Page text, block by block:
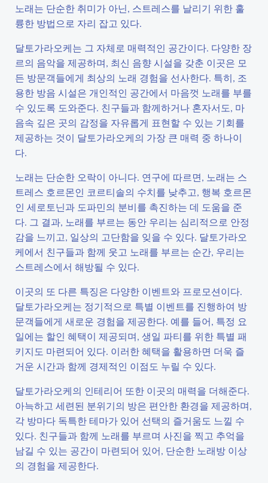
노래는 단순한 취미가 아닌, 스트레스를 날리기 위한 훌
륭한 방법으로 자리 잡고 있다.
달토가라오케는 그 자체로 매력적인 공간이다. 다양한 장
르의 음악을 제공하며, 최신 음향 시설을 갖춘 이곳은 모
든 방문객들에게 최상의 노래 경험을 선사한다. 특히, 조
용한 방음 시설은 개인적인 공간에서 마음껏 노래를 부를
수 있도록 도와준다. 친구들과 함께하거나 혼자서도, 마
음속 깊은 곳의 감정을 자유롭게 표현할 수 있는 기회를
제공하는 것이 달토가라오케의 가장 큰 매력 중 하나이
다.
노래는 단순한 오락이 아니다. 연구에 따르면, 노래는 스
트레스 호르몬인 코르티솔의 수치를 낮추고, 행복 호르몬
인 세로토닌과 도파민의 분비를 촉진하는 데 도움을 준
다. 그 결과, 노래를 부르는 동안 우리는 심리적으로 안정
감을 느끼고, 일상의 고단함을 잊을 수 있다. 달토가라오
케에서 친구들과 함께 웃고 노래를 부르는 순간, 우리는
스트레스에서 해방될 수 있다.
이곳의 또 다른 특징은 다양한 이벤트와 프로모션이다.
달토가라오케는 정기적으로 특별 이벤트를 진행하여 방
문객들에게 새로운 경험을 제공한다. 예를 들어, 특정 요
일에는 할인 혜택이 제공되며, 생일 파티를 위한 특별 패
키지도 마련되어 있다. 이러한 혜택을 활용하면 더욱 즐
거운 시간과 함께 경제적인 이점도 누릴 수 있다.
달토가라오케의 인테리어 또한 이곳의 매력을 더해준다.
아늑하고 세련된 분위기의 방은 편안한 환경을 제공하며,
각 방마다 독특한 테마가 있어 선택의 즐거움도 느낄 수
있다. 친구들과 함께 노래를 부르며 사진을 찍고 추억을
남길 수 있는 공간이 마련되어 있어, 단순한 노래방 이상
의 경험을 제공한다.